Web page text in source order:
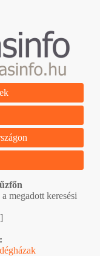
megadott keresési